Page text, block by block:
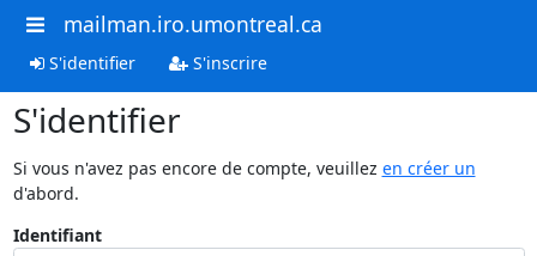
mailman.iro.umontreal.ca
S'identifier S'inscrire
S'identifier
Si vous n'avez pas encore de compte, veuillez en créer un
d'abord.
Identifiant